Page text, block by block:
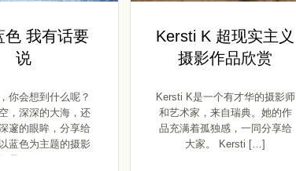
色 我有话要
说
你会想到什么呢？
，深深的大海，还
邃的眼眸，分享给
蓝色为主题的摄影
Kersti K 超现实主义
摄影作品欣赏
Kersti K是一个有才华的摄影师
和艺术家，来自瑞典。她的作
品充满着孤独感，一同分享给
大家。 Kersti […]